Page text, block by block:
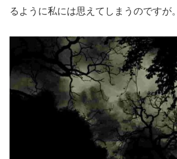
るように私には思えてしまうのですが。